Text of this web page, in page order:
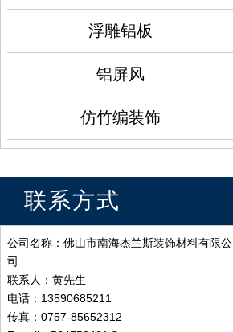
浮雕铝板
铝屏风
仿竹编装饰
联系方式
公司名称：佛山市南海杰兰斯装饰材料有限公
司
联系人：黄先生
电话：13590685211
传真：0757-85652312